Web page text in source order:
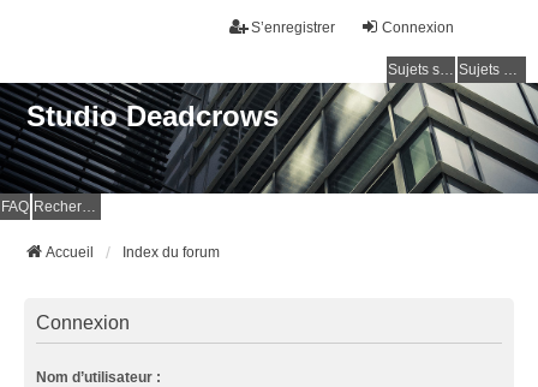
Connexion
S’enregistrer
Sujets sans réponse Sujets actifs
Studio Deadcrows
FAQ Rechercher
Accueil Index du forum
Connexion
Nom d’utilisateur :